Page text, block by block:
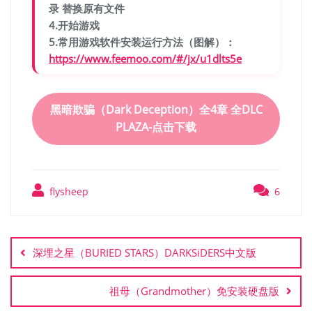
录 替换原有文件
4.开始游戏
5.常用游戏软件安装运行方法（图解）：
https://www.feemoo.com/#/jx/u1dlts5e
黑暗欺骗（Dark Deception）全4章 全DLC
PLAZA-点击下载
flysheep 6
章
导
航
深埋之星（BURIED STARS）DARKSiDERS中文版
祖母（Grandmother）免安装硬盘版